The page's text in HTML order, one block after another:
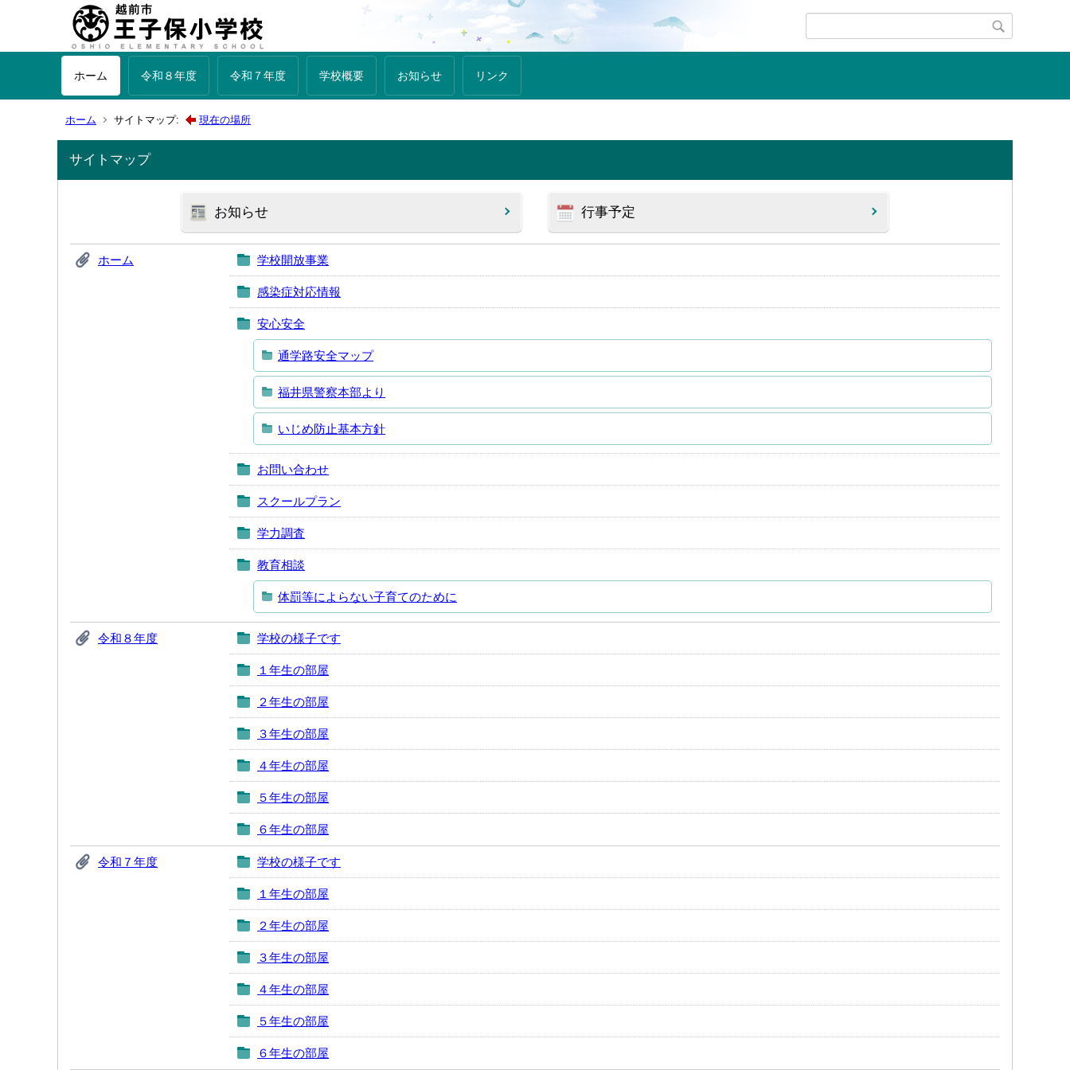
ホーム 令和８年度 令和７年度 学校概要 お知らせ リンク
ホーム サイトマップ: 現在の場所
サイトマップ
お知らせ 行事予定
ホーム 学校開放事業
感染症対応情報
安心安全
通学路安全マップ
福井県警察本部より
いじめ防止基本方針
お問い合わせ
スクールプラン
学力調査
教育相談
体罰等によらない子育てのために
令和８年度 学校の様子です
１年生の部屋
２年生の部屋
３年生の部屋
４年生の部屋
５年生の部屋
６年生の部屋
令和７年度 学校の様子です
１年生の部屋
２年生の部屋
３年生の部屋
４年生の部屋
５年生の部屋
６年生の部屋